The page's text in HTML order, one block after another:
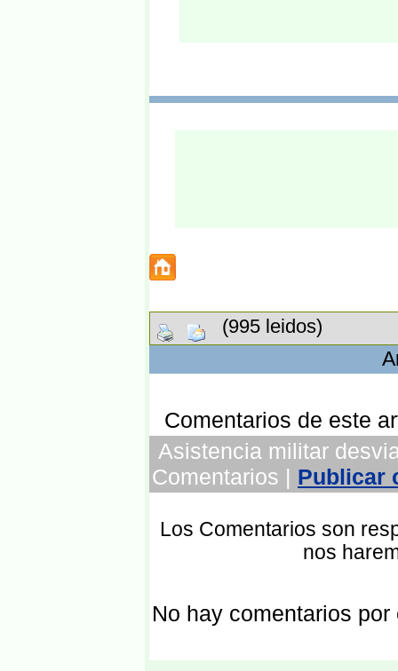
(995 leidos)
Comentarios de este
Asistencia militar
Comentarios | Publicar
Los Comentarios son
nos
No hay comentarios por